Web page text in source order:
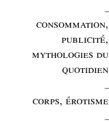
consommation,
publicité,
mythologies du
quotidien
corps, érotisme